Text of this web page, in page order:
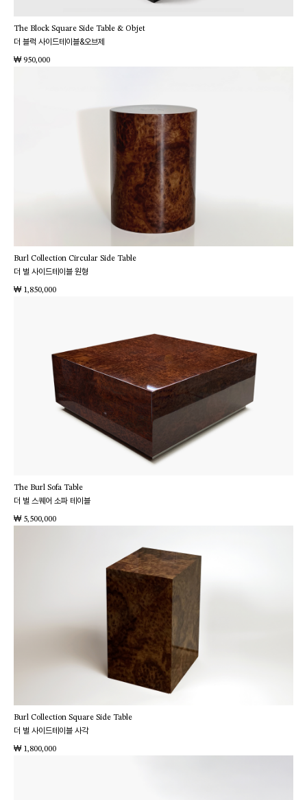
The Block Square Side Table & Objet
더 블럭 사이드테이블&오브제
₩950,000
Burl Collection Circular Side Table
더 벌 사이드테이블 원형
₩1,850,000
The Burl Sofa Table
더 벌 스퀘어 소파 테이블
₩5,500,000
Burl Collection Square Side Table
더 벌 사이드테이블 사각
₩1,800,000